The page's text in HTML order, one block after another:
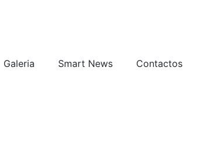
Galeria Smart News Contactos